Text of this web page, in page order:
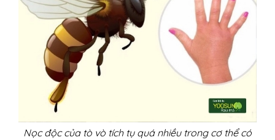
Nọc độc của tò vò tích tụ quá nhiều trong cơ thể có